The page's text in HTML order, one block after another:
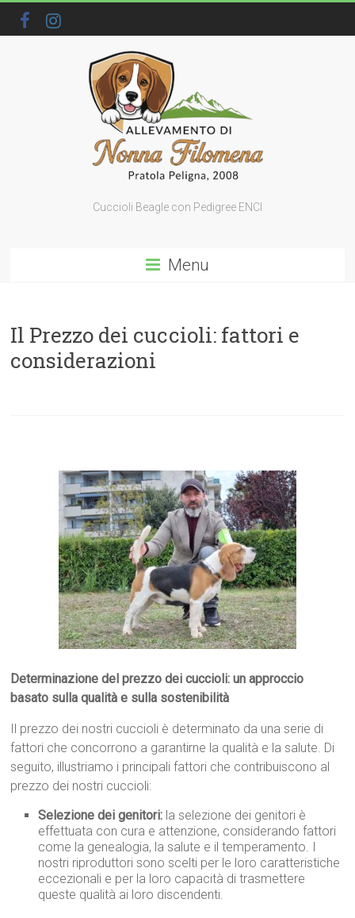
Cuccioli Beagle con Pedigree ENCI
Menu
Il Prezzo dei cuccioli: fattori e
considerazioni
Determinazione del prezzo dei cuccioli: un approccio
basato sulla qualità e sulla sostenibilità
Il prezzo dei nostri cuccioli è determinato da una serie di
fattori che concorrono a garantirne la qualità e la salute. Di
seguito, illustriamo i principali fattori che contribuiscono al
prezzo dei nostri cuccioli:
Selezione dei genitori: la selezione dei genitori è
effettuata con cura e attenzione, considerando fattori
come la genealogia, la salute e il temperamento. I
nostri riproduttori sono scelti per le loro caratteristiche
eccezionali e per la loro capacità di trasmettere
queste qualità ai loro discendenti.